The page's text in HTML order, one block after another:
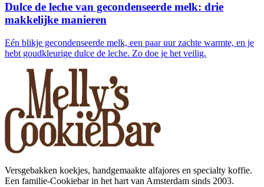
Dulce de leche van gecondenseerde melk: drie
makkelijke manieren
Eén blikje gecondenseerde melk, een paar uur zachte warmte, en je
hebt goudkleurige dulce de leche. Zo doe je het veilig.
Versgebakken koekjes, handgemaakte alfajores en specialty koffie.
Een familie-Cookiebar in het hart van Amsterdam sinds 2003.